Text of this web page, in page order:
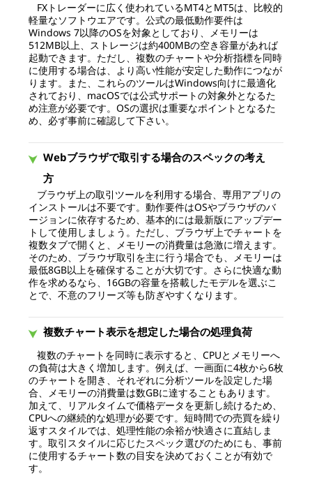
FXトレーダーに広く使われているMT4とMT5は、比較的
軽量なソフトウエアです。公式の最低動作要件は
Windows 7以降のOSを対象としており、メモリーは
512MB以上、ストレージは約400MBの空き容量があれば
起動できます。ただし、複数のチャートや分析指標を同時
に使用する場合は、より高い性能が安定した動作につなが
ります。また、これらのツールはWindows向けに最適化
されており、macOSでは公式サポートの対象外となるた
め注意が必要です。OSの選択は重要なポイントとなるた
め、必ず事前に確認して下さい。
Webブラウザで取引する場合のスペックの考え
方
ブラウザ上の取引ツールを利用する場合、専用アプリの
インストールは不要です。動作要件はOSやブラウザのバ
ージョンに依存するため、基本的には最新版にアップデー
トして使用しましょう。ただし、ブラウザ上でチャートを
複数タブで開くと、メモリーの消費量は急激に増えます。
そのため、ブラウザ取引を主に行う場合でも、メモリーは
最低8GB以上を確保することが大切です。さらに快適な動
作を求めるなら、16GBの容量を搭載したモデルを選ぶこ
とで、不意のフリーズ等も防ぎやすくなります。
複数チャート表示を想定した場合の処理負荷
複数のチャートを同時に表示すると、CPUとメモリーへ
の負荷は大きく増加します。例えば、一画面に4枚から6枚
のチャートを開き、それぞれに分析ツールを設定した場
合、メモリーの消費量は数GBに達することもあります。
加えて、リアルタイムで価格データを更新し続けるため、
CPUへの継続的な処理が必要です。短時間での売買を繰り
返すスタイルでは、処理性能の余裕が快適さに直結しま
す。取引スタイルに応じたスペック選びのためにも、事前
に使用するチャート数の目安を決めておくことが有効で
す。